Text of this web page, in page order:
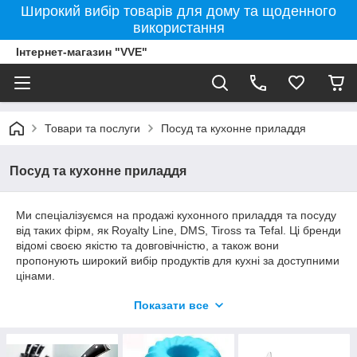
Широкий вибір товарів для дому та щоденного
використання
Інтернет-магазин "VVE"
Товари та послуги Посуд та кухонне приладдя
Посуд та кухонне приладдя
Ми спеціалізуємся на продажі кухонного приладдя та посуду
від таких фірм, як Royalty Line, DMS, Tiross та Tefal. Ці бренди
відомі своєю якістю та довговічністю, а також вони
пропонують широкий вибір продуктів для кухні за доступними
цінами.
виробництва кухонного приладдя та посуду, використовуючи
високоякісне кухонне приладдя з міцною конструкцією та
ергономічним дизайном, що дозволяє зручно та ефективно
Показати все